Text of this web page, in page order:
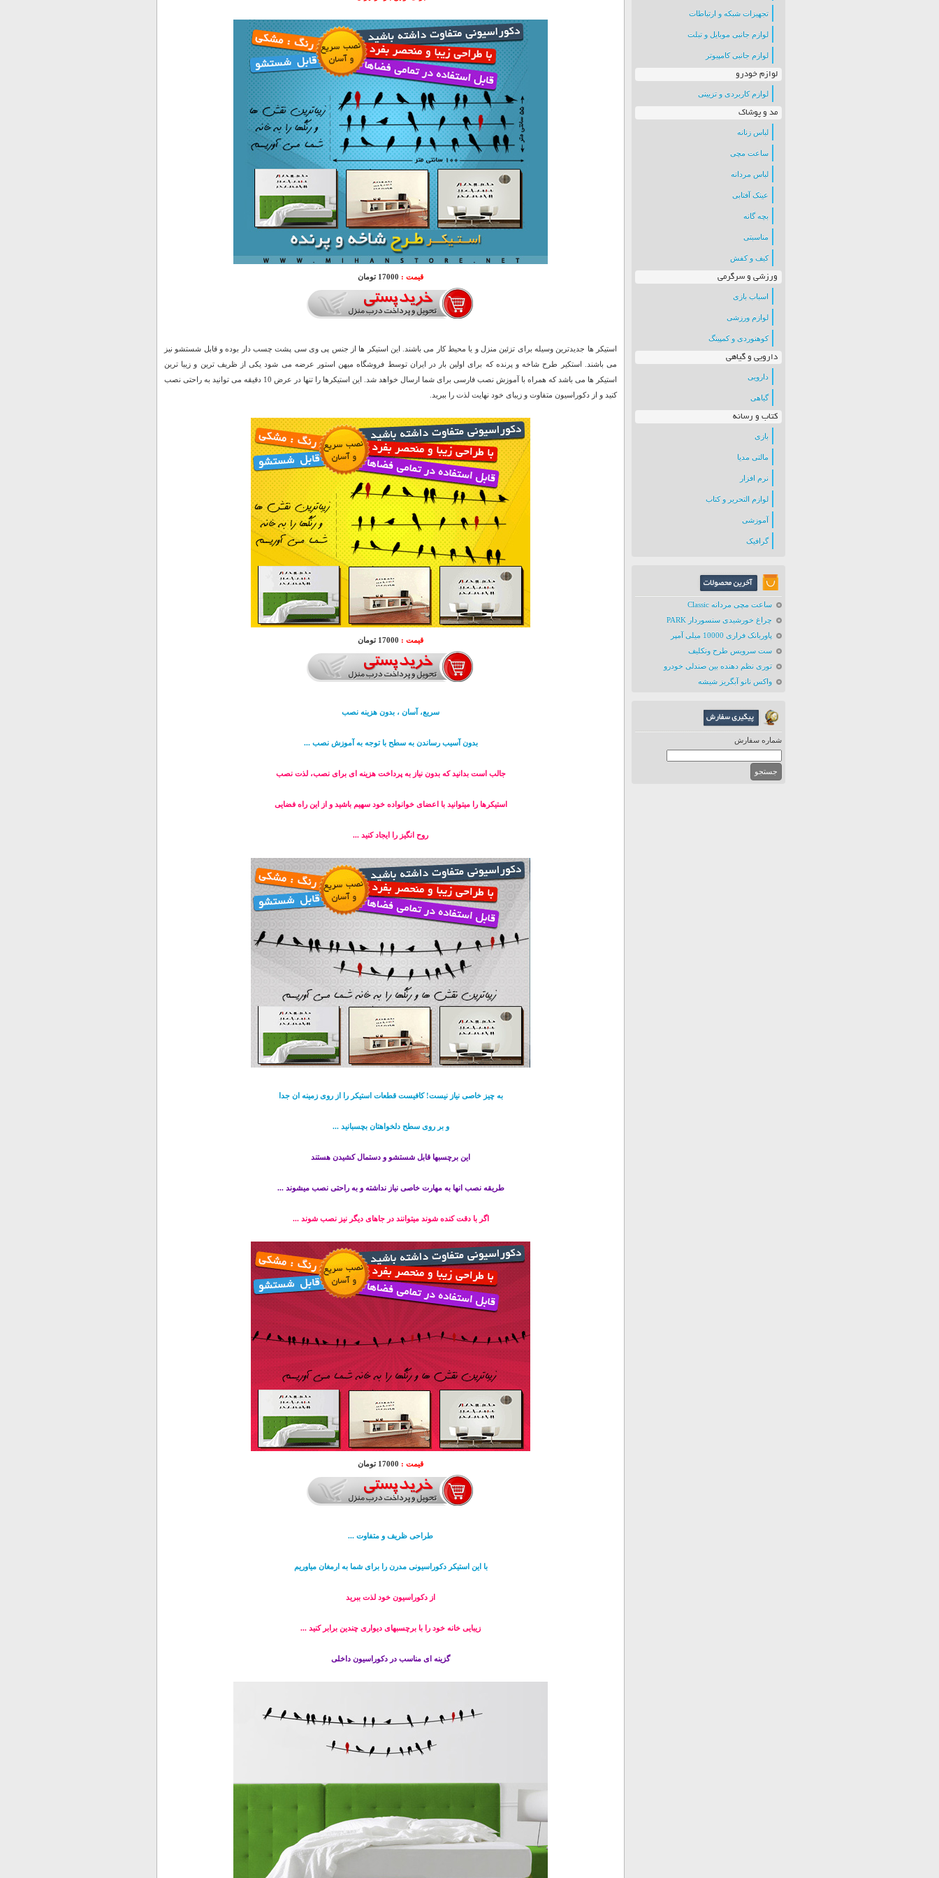
تجهیزات شبکه و ارتباطات
لوازم جانبی موبایل و تبلت
لوازم جانبی کامپیوتر
لوازم خودرو
لوازم کاربردی و تزیینی
مد و پوشاک
لباس زنانه
ساعت مچی
لباس مردانه
عینک آفتابی
بچه گانه
مناسبتی
کیف و کفش
ورزشی و سرگرمی
اسباب بازی
لوازم ورزشی
کوهنوردی و کمپینگ
دارویی و گیاهی
دارویی
گیاهی
کتاب و رسانه
بازی
مالتی مدیا
نرم افزار
لوازم التحریر و کتاب
آموزشی
گرافیک
ساعت مچی مردانه Classic
چراغ خورشیدی سنسوردار PARK
پاوربانک فراری 10000 میلی آمپر
ست سرویس طرح ونکلیف
توری نظم دهنده بین صندلی خودرو
واکس نانو آبگریز شیشه
شماره سفارش
قیمت : 17000 تومان
استیکر ها جدیدترین وسیله برای تزئین منزل و یا محیط کار می باشند. این استیکر ها از جنس پی وی سی پشت چسب دار بوده و قابل شستشو نیز
می باشند. استکیر طرح شاخه و پرنده که برای اولین بار در ایران توسط فروشگاه میهن استور عرضه می شود یکی از ظریف ترین و زیبا ترین
استیکر ها می باشد که همراه با آموزش نصب فارسی برای شما ارسال خواهد شد. این استیکرها را تنها در عرض 10 دقیقه می توانید به راحتی نصب
کنید و از دکوراسیون متفاوت و زیبای خود نهایت لذت را ببرید.
قیمت : 17000 تومان
سریع، آسان ، بدون هزینه نصب
بدون آسیب رساندن به سطح با توجه به آموزش نصب ...
جالب است بدانید که بدون نیاز به پرداخت هزینه ای برای نصب، لذت نصب
استیکرها را میتوانید با اعضای خوانواده خود سهیم باشید و از این راه فضایی
روح انگیز را ایجاد کنید ...
به چیز خاصی نیاز نیست! کافیست قطعات استیکر را از روی زمینه ان جدا
و بر روی سطح دلخواهتان بچسبانید ...
این برچسبها قابل شستشو و دستمال کشیدن هستند
طریقه نصب انها به مهارت خاصی نیاز نداشته و به راحتی نصب میشوند ...
اگر با دقت کنده شوند میتوانند در جاهای دیگر نیز نصب شوند ...
قیمت : 17000 تومان
طراحی ظریف و متفاوت ...
با این استیکر دکوراسیونی مدرن را برای شما به ارمغان میاوریم
از دکوراسیون خود لذت ببرید
زیبایی خانه خود را با برچسبهای دیواری چندین برابر کنید ...
گزینه ای مناسب در دکوراسیون داخلی